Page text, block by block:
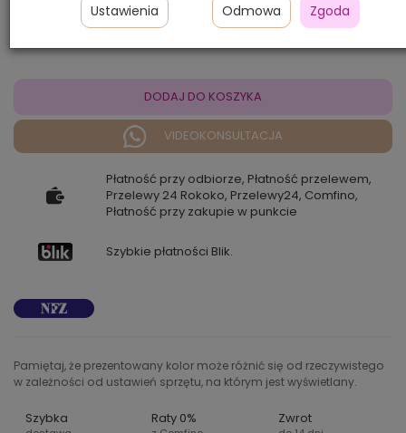
1 100,00 zł
DODAJ DO KOSZYKA
VIDEOKONSULTACJA
Płatność przy odbiorze, Płatność przelewem,
Przelewy 24 Rokoko, Przelewy24, Comfino,
Płatność przy zakupie w punkcie
Szybkie płatności Blik.
Pamiętaj, że prezentowany kolor może różnić się od rzeczywistego
w zależności od ustawień sprzętu, na którym jest wyświetlany.
Szybka Raty 0% Zwrot
Ustawienia Odmowa Zgoda